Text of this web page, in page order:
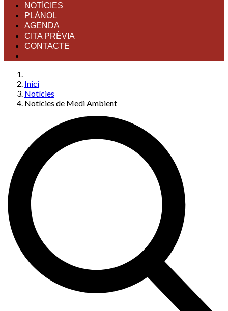
NOTÍCIES
PLÀNOL
AGENDA
CITA PRÈVIA
CONTACTE
Inici
Notícies
Notícies de Medi Ambient